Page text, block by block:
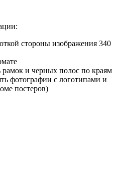
стороны изображения 340
и черных полос по краям
фотографии с логотипами и
постеров)